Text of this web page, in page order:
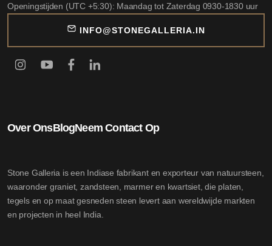
Over OnsBlogNeem Contact Op
Stone Galleria is een Indiase fabrikant en exporteur van natuursteen,
waaronder graniet, zandsteen, marmer en kwartsiet, die platen,
tegels en op maat gesneden steen levert aan wereldwijde markten
en projecten in heel India.
Openingstijden (UTC +5:30): Maandag tot Zaterdag 0930-1830 uur
INFO@STONEGALLERIA.IN